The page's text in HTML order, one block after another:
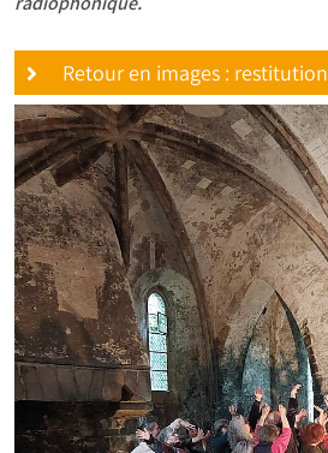
Retour en images : restitution